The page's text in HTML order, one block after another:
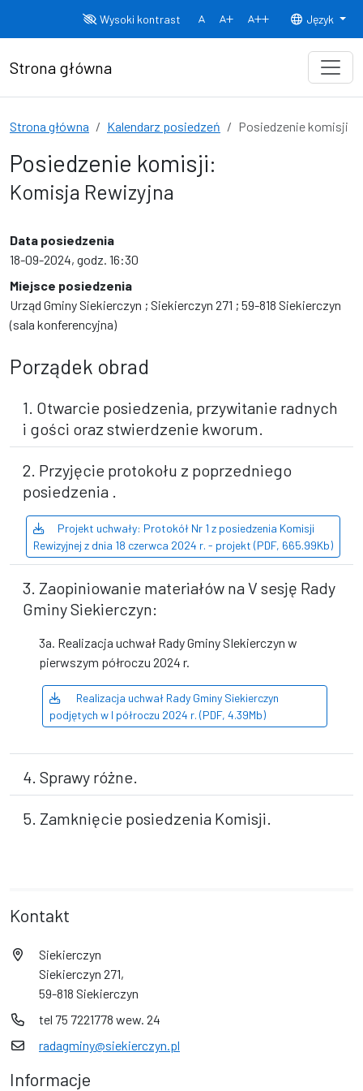
Wysoki kontrast
Normalny rozmiar czcionki
Rozmiar czcionki 150% Rozmiar
Język
Strona główna
Strona główna Kalendarz posiedzeń Posiedzenie komisji
Posiedzenie komisji:
Komisja Rewizyjna
Data posiedzenia
18-09-2024, godz. 16:30
Miejsce posiedzenia
Urząd Gminy Siekierczyn ; Siekierczyn 271 ; 59-818 Siekierczyn
(sala konferencyjna)
Porządek obrad
1. Otwarcie posiedzenia, przywitanie radnych
i gości oraz stwierdzenie kworum.
2. Przyjęcie protokołu z poprzedniego
posiedzenia .
Projekt uchwały: Protokół Nr 1 z posiedzenia Komisji
Rewizyjnej z dnia 18 czerwca 2024 r. - projekt (PDF, 665.99Kb)
3. Zaopiniowanie materiałów na V sesję Rady
Gminy Siekierczyn:
3a. Realizacja uchwał Rady Gminy SIekierczyn w
pierwszym półroczu 2024 r.
Realizacja uchwał Rady Gminy Siekierczyn
podjętych w I półroczu 2024 r. (PDF, 4.39Mb)
4. Sprawy różne.
5. Zamknięcie posiedzenia Komisji.
Kontakt
Siekierczyn
Siekierczyn 271,
59-818 Siekierczyn
tel 75 7221778 wew. 24
radagminy@siekierczyn.pl
Informacje